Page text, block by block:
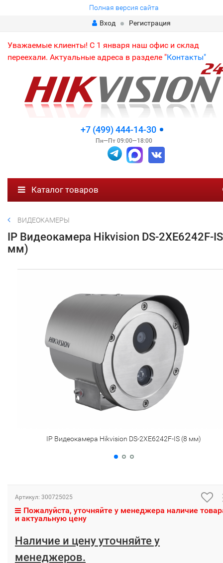
Полная версия сайта
Вход
Регистрация
Уважаемые клиенты! С 1 января наш офис и склад
переехали. Актуальные адреса в разделе "Контакты"
+7 (499) 444-14-30
Пн—Пт 09:00—18:00
Каталог товаров
ВИДЕОКАМЕРЫ
IP Видеокамера Hikvision DS-2XE6242F-
мм)
IP Видеокамера Hikvision DS-2XE6242F-IS (8 мм)
Артикул: 300725025
Пожалуйста, уточняйте у менеджера наличие
и актуальную цену
Наличие и цену уточняйте у
менеджеров.